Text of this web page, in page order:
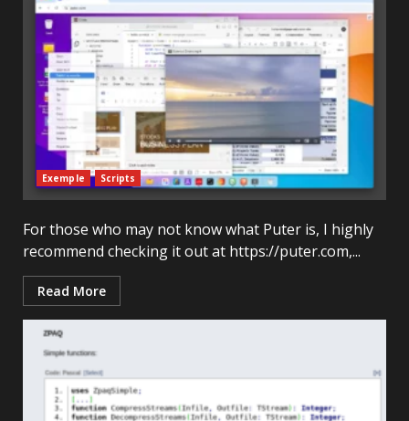
Exemple Scripts
For those who may not know what Puter is, I highly
recommend checking it out at https://puter.com,...
Read More